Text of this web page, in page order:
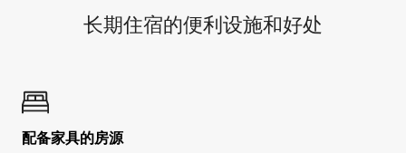
长期住宿的便利设施和好处
配备家具的房源